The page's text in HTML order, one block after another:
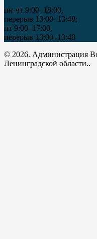
пн-чт 9:00–18:00,
перерыв 13:00–13:48;
пт 9:00–17:00,
перерыв 13:00–13:48
© 2026. Администрация
Ленинградской области..